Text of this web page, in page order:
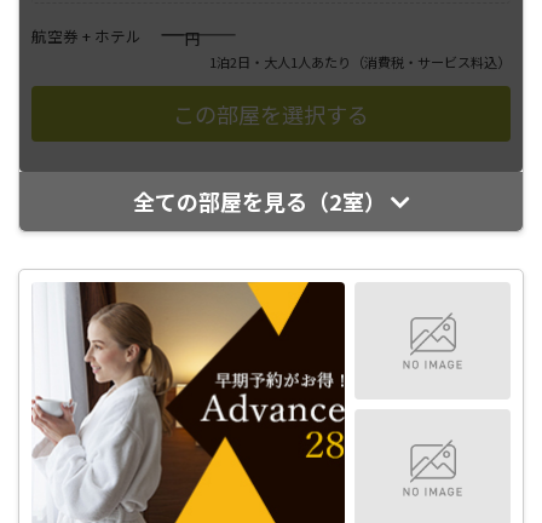
航空券 + ホテル ――――円
1泊2日・大人1人あたり （消費税・サービス料込）
全ての部屋を見る（2室）